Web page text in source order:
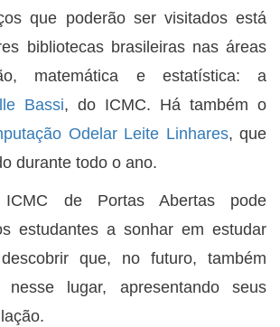
que poderão ser visitados está
bibliotecas brasileiras nas áreas
matemática e estatística: a
Bassi, do ICMC. Há também o
Odelar Leite Linhares, que
durante todo o ano.
de Portas Abertas pode
estudantes a sonhar em estudar
que, no futuro, também
nesse lugar, apresentando seus